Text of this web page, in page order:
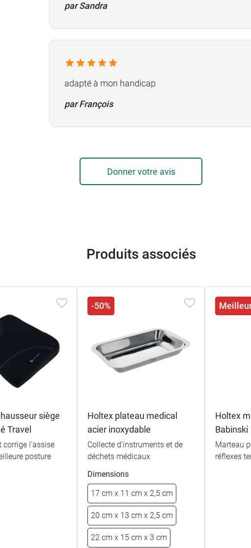
par Sandra
adapté à mon handicap
par François
Donner votre avis
Produits associés
siège
Travel
corrige l'assise
posture
-50%
Holtex plateau medical
acier inoxydable
Collecte d’instruments et de
déchets médicaux
Dimensions
17 cm x 11 cm x 2,5 cm
20 cm x 13 cm x 2,5 cm
22 cm x 15 cm x 3 cm
Holtex
Babinski
Marteau
réflexes